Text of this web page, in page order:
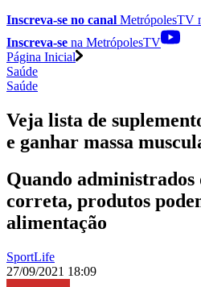
Inscreva-se no canal MetrópolesTV
Inscreva-se na MetrópolesTV
Página Inicial
Saúde
Saúde
Veja lista de
e ganhar massa
Quando administrados
correta, produtos
alimentação
SportLife
27/09/2021 18:09